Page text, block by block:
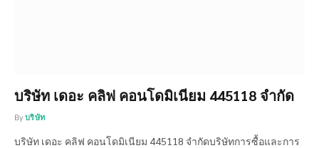
บริษัท เดอะ คลิฟ คอนโดมิเนียม 445118 จำกัด
By บริษัท
บริษัท เดอะ คลิฟ คอนโดมิเนียม 445118 จำกัดบริษัทการซื้อและการ